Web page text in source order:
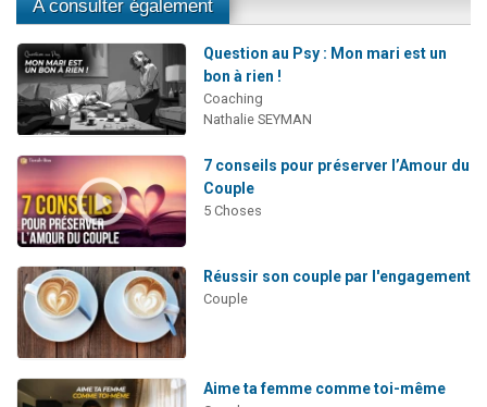
A consulter également
Question au Psy : Mon mari est un
bon à rien !
Coaching
Nathalie SEYMAN
7 conseils pour préserver l’Amour du
Couple
5 Choses
Réussir son couple par l'engagement
Couple
Aime ta femme comme toi-même